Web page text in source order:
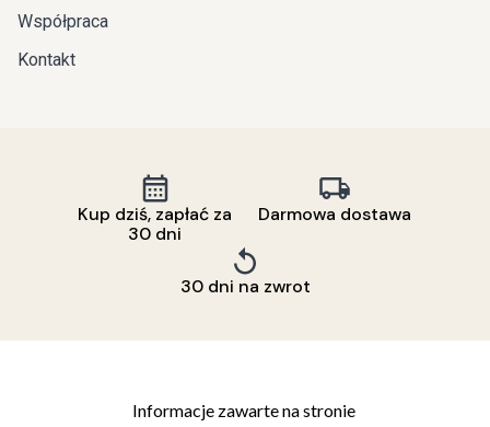
Współpraca
Kontakt
Kup dziś, zapłać za
30 dni
Darmowa dostawa
30 dni na zwrot
Informacje zawarte na stronie